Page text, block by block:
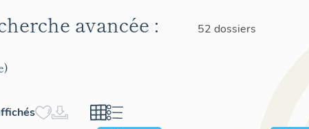
avancée : 52 dossiers